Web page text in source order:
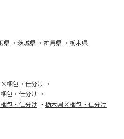
県 茨城県 群馬県 栃木県
梱包・仕分け
包・仕分け
包・仕分け 栃木県×梱包・仕分け